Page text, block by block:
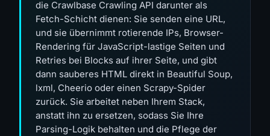
die Crawlbase Crawling API darunter als
Fetch-Schicht dienen: Sie senden eine URL,
und sie übernimmt rotierende IPs, Browser-
Rendering für JavaScript-lastige Seiten und
Retries bei Blocks auf ihrer Seite, und gibt
dann sauberes HTML direkt in Beautiful Soup,
lxml, Cheerio oder einen Scrapy-Spider
zurück. Sie arbeitet neben Ihrem Stack,
anstatt ihn zu ersetzen, sodass Sie Ihre
Parsing-Logik behalten und die Pflege der